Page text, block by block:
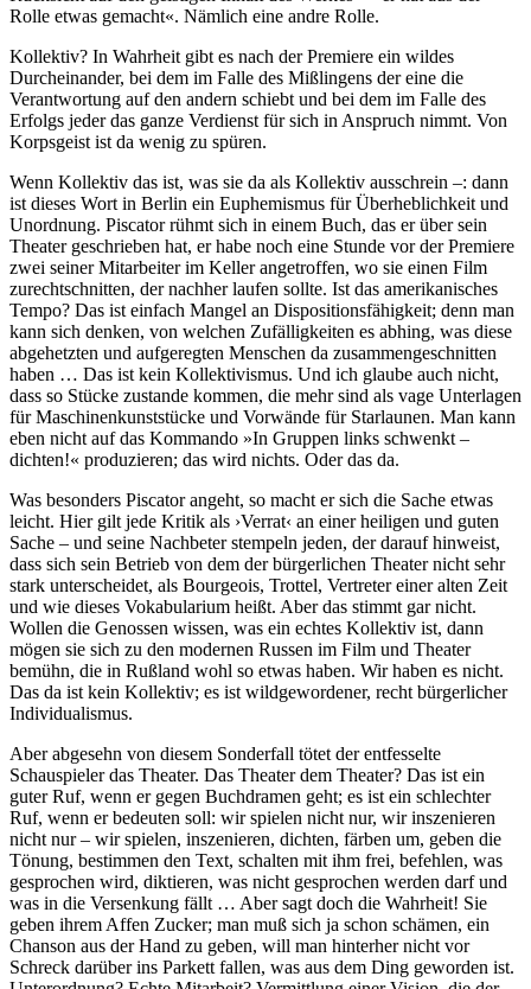
Rolle etwas gemacht«. Nämlich eine andre Rolle.
Kollektiv? In Wahrheit gibt es nach der Premiere ein wildes
Durcheinander, bei dem im Falle des Mißlingens der eine die
Verantwortung auf den andern schiebt und bei dem im Falle des
Erfolgs jeder das ganze Verdienst für sich in Anspruch nimmt. Von
Korpsgeist ist da wenig zu spüren.
Wenn Kollektiv das ist, was sie da als Kollektiv ausschrein –: dann
ist dieses Wort in Berlin ein Euphemismus für Überheblichkeit und
Unordnung. Piscator rühmt sich in einem Buch, das er über sein
Theater geschrieben hat, er habe noch eine Stunde vor der Premiere
zwei seiner Mitarbeiter im Keller angetroffen, wo sie einen Film
zurechtschnitten, der nachher laufen sollte. Ist das amerikanisches
Tempo? Das ist einfach Mangel an Dispositionsfähigkeit; denn man
kann sich denken, von welchen Zufälligkeiten es abhing, was diese
abgehetzten und aufgeregten Menschen da zusammengeschnitten
haben … Das ist kein Kollektivismus. Und ich glaube auch nicht,
dass so Stücke zustande kommen, die mehr sind als vage Unterlagen
für Maschinenkunststücke und Vorwände für Starlaunen. Man kann
eben nicht auf das Kommando »In Gruppen links schwenkt –
dichten!« produzieren; das wird nichts. Oder das da.
Was besonders Piscator angeht, so macht er sich die Sache etwas
leicht. Hier gilt jede Kritik als ›Verrat‹ an einer heiligen und guten
Sache – und seine Nachbeter stempeln jeden, der darauf hinweist,
dass sich sein Betrieb von dem der bürgerlichen Theater nicht sehr
stark unterscheidet, als Bourgeois, Trottel, Vertreter einer alten Zeit
und wie dieses Vokabularium heißt. Aber das stimmt gar nicht.
Wollen die Genossen wissen, was ein echtes Kollektiv ist, dann
mögen sie sich zu den modernen Russen im Film und Theater
bemühn, die in Rußland wohl so etwas haben. Wir haben es nicht.
Das da ist kein Kollektiv; es ist wildgewordener, recht bürgerlicher
Individualismus.
Aber abgesehn von diesem Sonderfall tötet der entfesselte
Schauspieler das Theater. Das Theater dem Theater? Das ist ein
guter Ruf, wenn er gegen Buchdramen geht; es ist ein schlechter
Ruf, wenn er bedeuten soll: wir spielen nicht nur, wir inszenieren
nicht nur – wir spielen, inszenieren, dichten, färben um, geben die
Tönung, bestimmen den Text, schalten mit ihm frei, befehlen, was
gesprochen wird, diktieren, was nicht gesprochen werden darf und
was in die Versenkung fällt … Aber sagt doch die Wahrheit! Sie
geben ihrem Affen Zucker; man muß sich ja schon schämen, ein
Chanson aus der Hand zu geben, will man hinterher nicht vor
Schreck darüber ins Parkett fallen, was aus dem Ding geworden ist.